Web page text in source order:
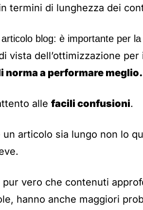
termini di lunghezza dei
blog: è importante per
vista dell’ottimizzazione
norma a performare meglio.
alle facili confusioni.
un articolo sia lungo non lo
pur vero che contenuti
hanno anche maggiori